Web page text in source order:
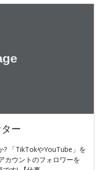
ー
? 「TikTokやYouTube」を
カウントのフォロワーを